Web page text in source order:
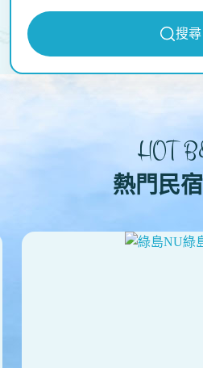
搜尋
HOT
熱門民